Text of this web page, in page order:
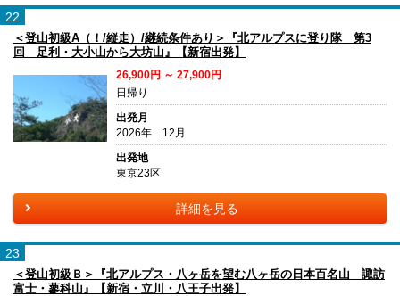
22
＜登山初級A（！/縦走）/継続条件あり＞『北アルプスに登り隊 第3
回 足利・大小山から大坊山』【新宿出発】
26,900円 ～ 27,900円
日帰り
出発月
2026年 12月
出発地
東京23区
詳細を見る
23
＜登山初級Ｂ＞『北アルプス・八ヶ岳を望む八ヶ岳の日本百名山 諏訪
富士・蓼科山』【新宿・立川・八王子出発】